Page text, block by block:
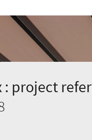
: project